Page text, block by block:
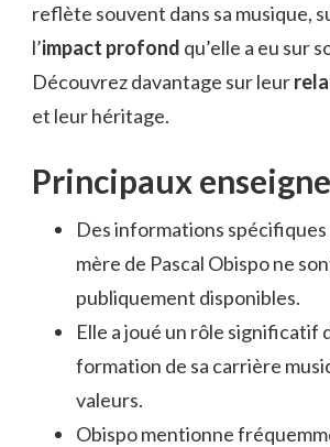
reflète souvent dans sa musique,
l’impact profond qu’elle a eu sur
Découvrez davantage sur leur
et leur héritage.
Principaux
Des informations spécifiques
mère de Pascal Obispo ne
publiquement disponibles.
Elle a joué un rôle significatif
formation de sa carrière
valeurs.
Obispo mentionne